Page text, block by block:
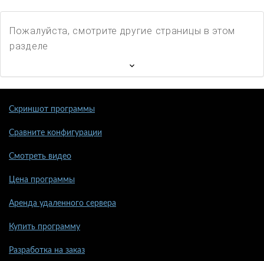
Пожалуйста, смотрите другие страницы в этом
разделе
Скриншот программы
Сравните конфигурации
Смотреть видео
Цена программы
Аренда удаленного сервера
Купить программу
Разработка на заказ